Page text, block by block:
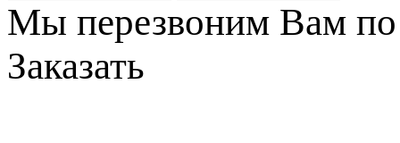
Мы перезвоним Вам по
Заказать